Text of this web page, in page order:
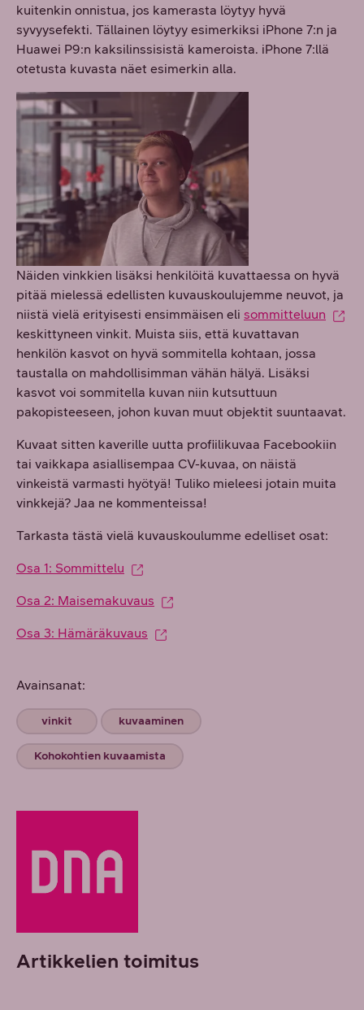
kuitenkin onnistua, jos kamerasta löytyy hyvä
syvyysefekti. Tällainen löytyy esimerkiksi iPhone 7:n ja
Huawei P9:n kaksilinssisistä kameroista. iPhone 7:llä
otetusta kuvasta näet esimerkin alla.
Näiden vinkkien lisäksi henkilöitä kuvattaessa on hyvä
pitää mielessä edellisten kuvauskoulujemme neuvot, ja
niistä vielä erityisesti ensimmäisen eli sommitteluun
keskittyneen vinkit. Muista siis, että kuvattavan
henkilön kasvot on hyvä sommitella kohtaan, jossa
taustalla on mahdollisimman vähän hälyä. Lisäksi
kasvot voi sommitella kuvan niin kutsuttuun
pakopisteeseen, johon kuvan muut objektit suuntaavat.
Kuvaat sitten kaverille uutta profiilikuvaa Facebookiin
tai vaikkapa asiallisempaa CV-kuvaa, on näistä
vinkeistä varmasti hyötyä! Tuliko mieleesi jotain muita
vinkkejä? Jaa ne kommenteissa!
Tarkasta tästä vielä kuvauskoulumme edelliset osat:
Osa 1: Sommittelu
Osa 2: Maisemakuvaus
Osa 3: Hämäräkuvaus
Avainsanat:
vinkit kuvaaminen
Kohokohtien kuvaamista
Artikkelien toimitus